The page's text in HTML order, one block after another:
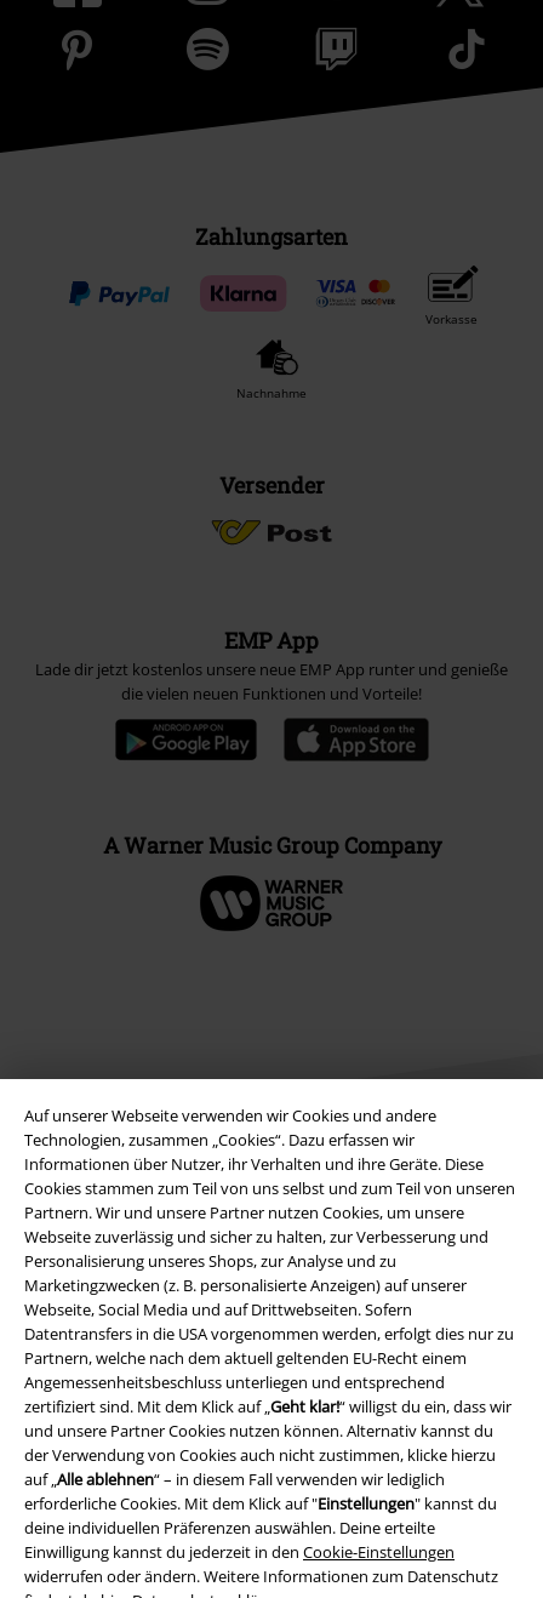
Auf unserer Webseite verwenden wir Cookies und andere
Technologien, zusammen „Cookies“. Dazu erfassen wir
Informationen über Nutzer, ihr Verhalten und ihre Geräte. Diese
Cookies stammen zum Teil von uns selbst und zum Teil von unseren
Partnern. Wir und unsere Partner nutzen Cookies, um unsere
Webseite zuverlässig und sicher zu halten, zur Verbesserung und
Personalisierung unseres Shops, zur Analyse und zu
Marketingzwecken (z. B. personalisierte Anzeigen) auf unserer
Webseite, Social Media und auf Drittwebseiten. Sofern
Datentransfers in die USA vorgenommen werden, erfolgt dies nur zu
Partnern, welche nach dem aktuell geltenden EU-Recht einem
Angemessenheitsbeschluss unterliegen und entsprechend
zertifiziert sind. Mit dem Klick auf „Geht klar!“ willigst du ein, dass wir
und unsere Partner Cookies nutzen können. Alternativ kannst du
der Verwendung von Cookies auch nicht zustimmen, klicke hierzu
auf „Alle ablehnen“ – in diesem Fall verwenden wir lediglich
erforderliche Cookies. Mit dem Klick auf "Einstellungen" kannst du
deine individuellen Präferenzen auswählen. Deine erteilte
Einwilligung kannst du jederzeit in den Cookie-Einstellungen
widerrufen oder ändern. Weitere Informationen zum Datenschutz
Zahlungsarten
Vorkasse
Nachnahme
Versender
EMP App
Lade dir jetzt kostenlos unsere neue EMP App runter und genieße
die vielen neuen Funktionen und Vorteile!
A Warner Music Group Company
Rechtliches
AGB
Impressum
Datenschutz
Entsorgung und Umweltschutz
Konformitätserklärung
Information zur Barrierefreiheit
Cookie-Einstellungen